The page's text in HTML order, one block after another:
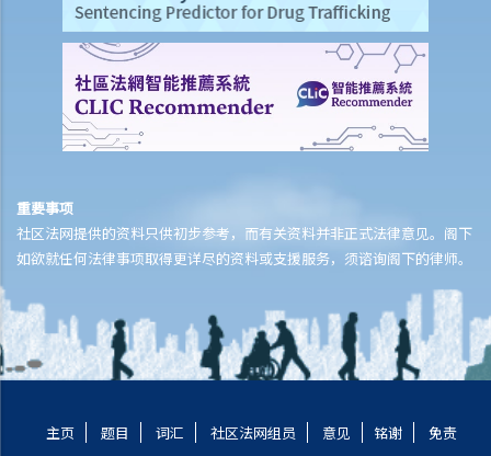
2. 哪些财产构成资产？
3. 遗产代理人处理资产的权力
4. 分发资产
5. 提供账目的责任
6. 不浪费资产的责任和受信责任
9. 常见问题
1. 如果遗产包含业务怎么办？
3. 在世配偶能否取得无遗嘱者拥有的婚姻物业？
4. 受益人能否拒绝继承遗产？
5. 分发遗产有时限吗？
7. 我的祖母刚刚去世，我的祖父多年前已经去世。她有三个子女，A、B
重要事项
社区法网提供的资料只供初步参考，而有关资料并非正式法律意见。阁下
如欲就任何法律事项取得更详尽的资料或支援服务，须谘询阁下的律师。
主页 题目 词汇 社区法网组员 意见 铭谢 免责